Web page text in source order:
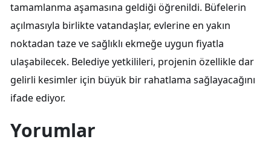
tamamlanma aşamasına geldiği öğrenildi. Büfelerin
açılmasıyla birlikte vatandaşlar, evlerine en yakın
noktadan taze ve sağlıklı ekmeğe uygun fiyatla
ulaşabilecek. Belediye yetkilileri, projenin özellikle dar
gelirli kesimler için büyük bir rahatlama sağlayacağını
ifade ediyor.
Yorumlar